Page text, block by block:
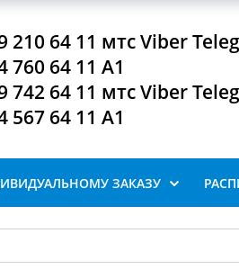
210 64 11 мтс Viber
760 64 11 А1
742 64 11 мтс Viber
567 64 11 А1
ЗАКАЗУ